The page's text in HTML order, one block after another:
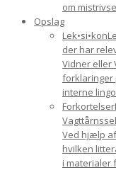
om
Opslag
Lek•si•kon
der har
Vidner eller
forklaringer
interne
Forkortelser
Ved hjælp
hvilken
i materialer